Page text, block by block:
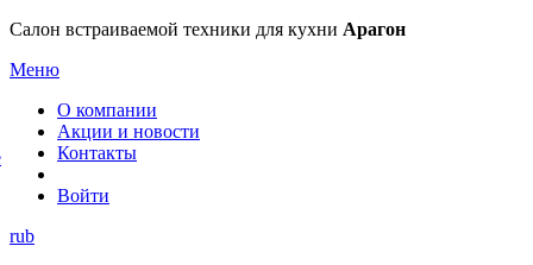
Салон встраиваемой техники для кухни Арагон
Меню
О компании
Акции и новости
Контакты
Войти
rub